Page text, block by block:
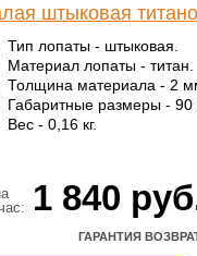
штыковая
Тип лопаты - штыковая.
Материал лопаты - титан.
Толщина материала - 2
Габаритные размеры - 90
Вес - 0,16 кг.
1 840
ГАРАНТИЯ